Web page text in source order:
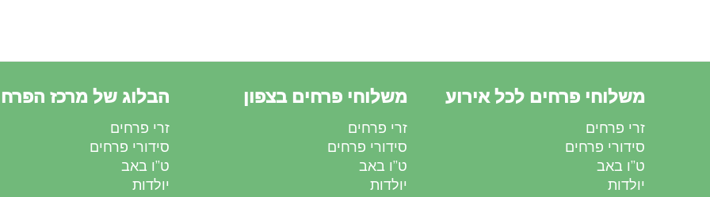
הבלוג של מרכז
זרי פרחים
סידורי פרחים
ט”ו באב
יולדות
משלוחי פרחים בצפון
זרי פרחים
סידורי פרחים
ט”ו באב
יולדות
משלוחי פרחים לכל אירוע
זרי פרחים
סידורי פרחים
ט”ו באב
יולדות